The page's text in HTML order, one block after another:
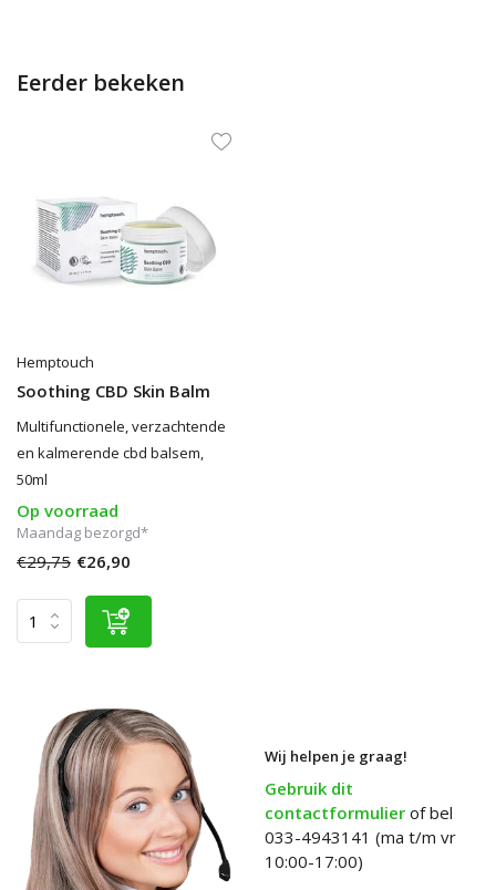
Eerder bekeken
Hemptouch
Soothing CBD Skin Balm
Multifunctionele, verzachtende
en kalmerende cbd balsem,
50ml
Op voorraad
Maandag bezorgd*
€29,75 €26,90
Wij helpen je graag!
Gebruik dit
contactformulier of bel
033-4943141 (ma t/m vr
10:00-17:00)